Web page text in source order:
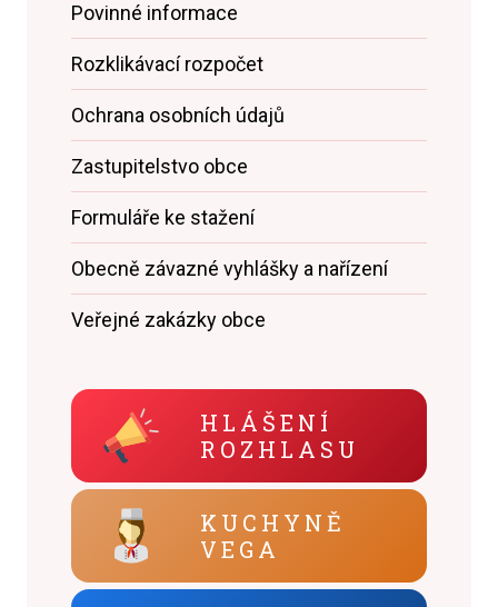
Povinné informace
Rozklikávací rozpočet
Ochrana osobních údajů
Zastupitelstvo obce
Formuláře ke stažení
Obecně závazné vyhlášky a nařízení
Veřejné zakázky obce
HLÁŠENÍ
ROZHLASU
KUCHYNĚ
VEGA